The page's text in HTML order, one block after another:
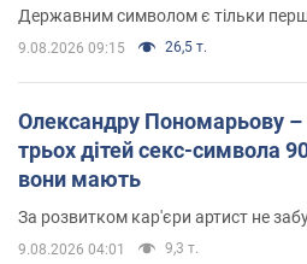
Державним символом є тільки
9.08.2026 09:15 26,5 т.
Олександру Пономарьову
трьох дітей секс-символа
вони мають
За розвитком кар'єри артист не
9.08.2026 04:01 9,3 т.